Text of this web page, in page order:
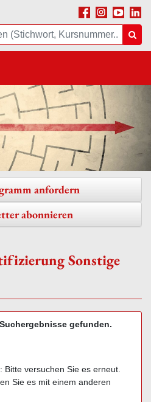
Facebook
Instagram
Youtube
anfordern
abonnieren
Sonstige
gefunden.
Bitte versuchen Sie es erneut.
Sie es mit einem anderen